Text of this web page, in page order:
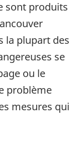
sont produits
la plupart des
se
ou le
problème
mesures qui